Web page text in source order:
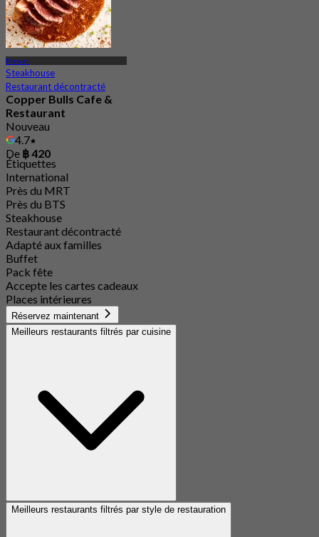
Prawet
Steakhouse
Restaurant décontracté
Copper Bulls Cafe &
Restaurant
Nouveau
4.7
De ฿ 420
Étiquettes
International
Près du MRT
Près du BTS
Steakhouse
Restaurant décontracté
Adapté aux familles
Buffet
Pack fête
Accepte les cartes cadeaux
Places intérieures
Réservez maintenant
Meilleurs restaurants filtrés par cuisine
Meilleurs restaurants filtrés par style de restauration